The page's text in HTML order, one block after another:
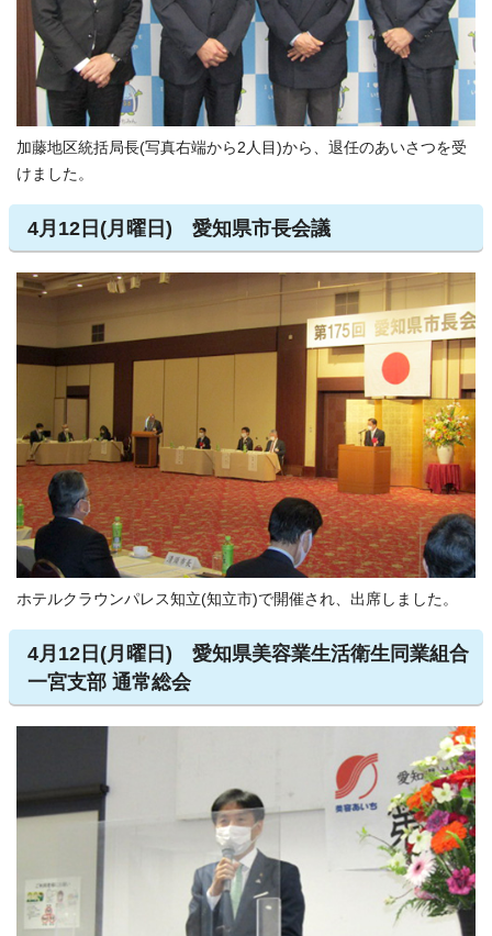
加藤地区統括局長(写真右端から2人目)から、退任のあいさつを受
けました。
4月12日(月曜日) 愛知県市長会議
ホテルクラウンパレス知立(知立市)で開催され、出席しました。
4月12日(月曜日) 愛知県美容業生活衛生同業組合
一宮支部 通常総会